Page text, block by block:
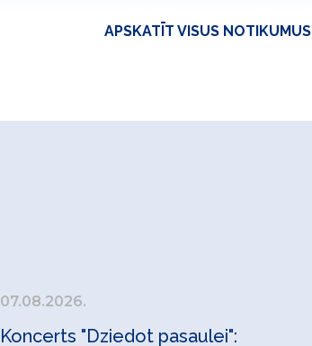
APSKATĪT VISUS NOTIKUMUS
07.08.2026.
Koncerts "Dziedot pasaulei":